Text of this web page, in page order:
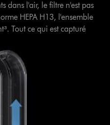
dans l'air, le filtre n'est pas
HEPA H13, l'ensemble
Tout ce qui est capturé